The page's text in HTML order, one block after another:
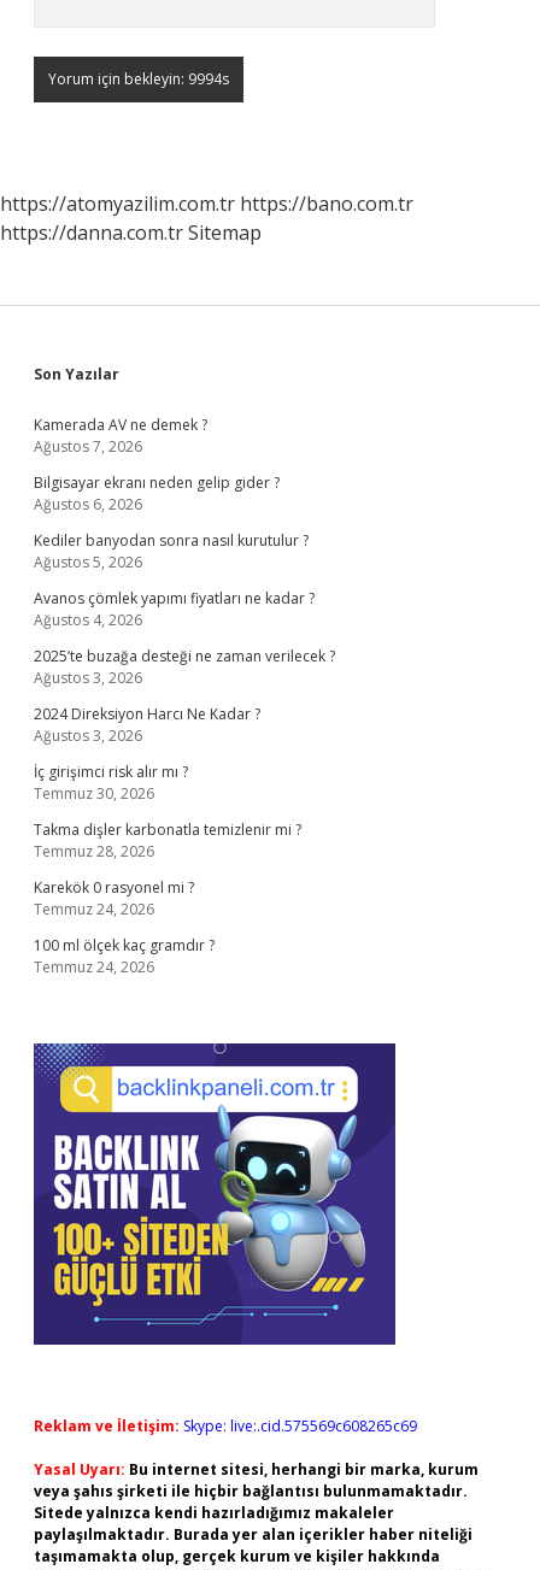
https://atomyazilim.com.tr https://bano.com.tr
https://danna.com.trSitemap
Sidebar
Son Yazılar
Kamerada AV ne demek ?
Ağustos 7, 2026
Bilgisayar ekranı neden gelip gider ?
Ağustos 6, 2026
Kediler banyodan sonra nasıl kurutulur ?
Ağustos 5, 2026
Avanos çömlek yapımı fiyatları ne kadar ?
Ağustos 4, 2026
2025’te buzağa desteği ne zaman verilecek ?
Ağustos 3, 2026
2024 Direksiyon Harcı Ne Kadar ?
Ağustos 3, 2026
İç girişimci risk alır mı ?
Temmuz 30, 2026
Takma dişler karbonatla temizlenir mi ?
Temmuz 28, 2026
Karekök 0 rasyonel mi ?
Temmuz 24, 2026
100 ml ölçek kaç gramdır ?
Temmuz 24, 2026
Reklam ve İletişim: Skype: live:.cid.575569c608265c69
Yasal Uyarı: Bu internet sitesi, herhangi bir marka, kurum
veya şahıs şirketi ile hiçbir bağlantısı bulunmamaktadır.
Sitede yalnızca kendi hazırladığımız makaleler
paylaşılmaktadır. Burada yer alan içerikler haber niteliği
taşımamakta olup, gerçek kurum ve kişiler hakkında